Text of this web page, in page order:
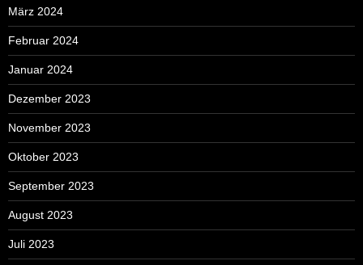
März 2024
Februar 2024
Januar 2024
Dezember 2023
November 2023
Oktober 2023
September 2023
August 2023
Juli 2023